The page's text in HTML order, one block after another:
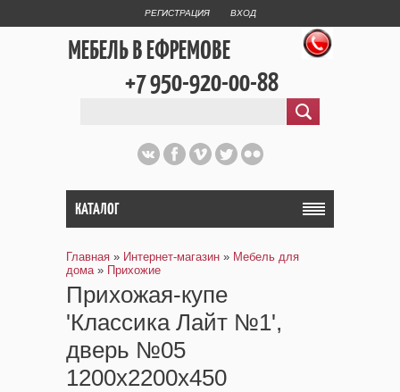
РЕГИСТРАЦИЯ ВХОД
МЕБЕЛЬ В ЕФРЕМОВЕ
+7 950-920-00-88
КАТАЛОГ
Главная » Интернет-магазин » Мебель для
дома » Прихожие
Прихожая-купе
'Классика Лайт №1',
дверь №05
1200х2200х450